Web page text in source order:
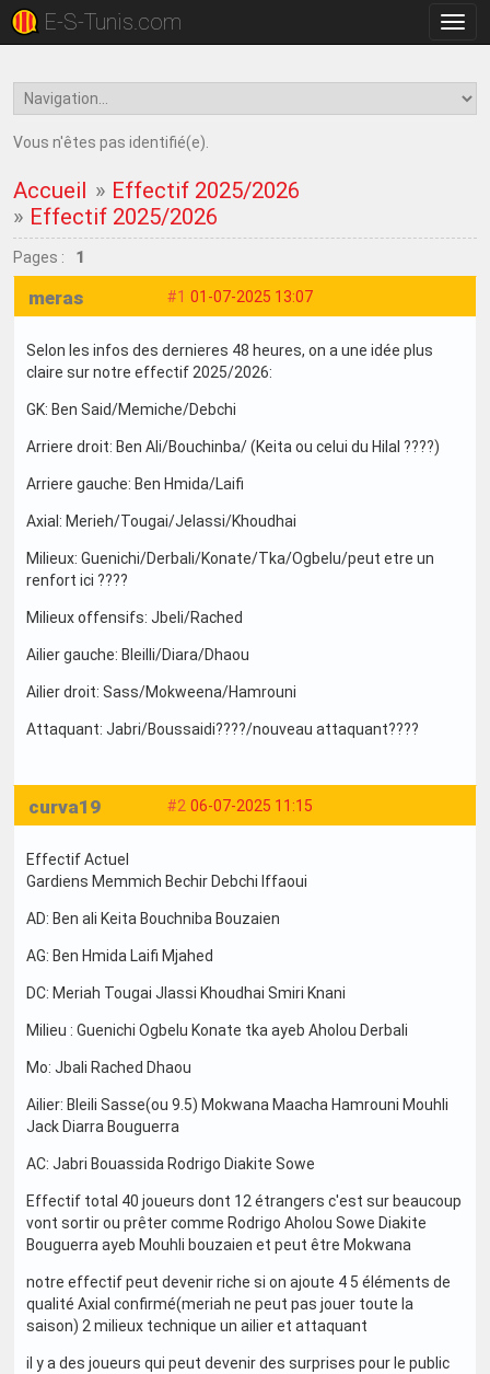
la
E-S-Tunis.com
Vous n'êtes pas identifié(e).
Accueil » Effectif 2025/2026
» Effectif 2025/2026
Pages : 1
#1 01-07-2025 13:07
meras
Selon les infos des dernieres 48 heures, on a une idée plus
claire sur notre effectif 2025/2026:
GK: Ben Said/Memiche/Debchi
Arriere droit: Ben Ali/Bouchinba/ (Keita ou celui du Hilal ????)
Arriere gauche: Ben Hmida/Laifi
Axial: Merieh/Tougai/Jelassi/Khoudhai
Milieux: Guenichi/Derbali/Konate/Tka/Ogbelu/peut etre un
renfort ici ????
Milieux offensifs: Jbeli/Rached
Ailier gauche: Bleilli/Diara/Dhaou
Ailier droit: Sass/Mokweena/Hamrouni
Attaquant: Jabri/Boussaidi????/nouveau attaquant????
#2 06-07-2025 11:15
curva19
Effectif Actuel
Gardiens Memmich Bechir Debchi Iffaoui
AD: Ben ali Keita Bouchniba Bouzaien
AG: Ben Hmida Laifi Mjahed
DC: Meriah Tougai Jlassi Khoudhai Smiri Knani
Milieu : Guenichi Ogbelu Konate tka ayeb Aholou Derbali
Mo: Jbali Rached Dhaou
Ailier: Bleili Sasse(ou 9.5) Mokwana Maacha Hamrouni Mouhli
Jack Diarra Bouguerra
AC: Jabri Bouassida Rodrigo Diakite Sowe
Effectif total 40 joueurs dont 12 étrangers c'est sur beaucoup
vont sortir ou prêter comme Rodrigo Aholou Sowe Diakite
Bouguerra ayeb Mouhli bouzaien et peut être Mokwana
notre effectif peut devenir riche si on ajoute 4 5 éléments de
qualité Axial confirmé(meriah ne peut pas jouer toute la
saison) 2 milieux technique un ailier et attaquant
il y a des joueurs qui peut devenir des surprises pour le public